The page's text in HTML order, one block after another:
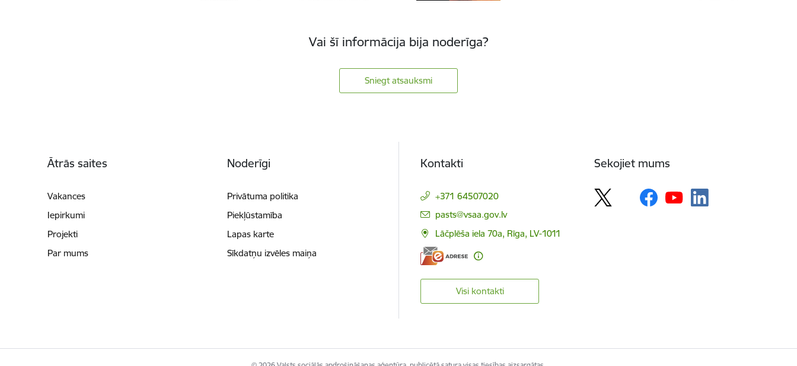
Vai šī informācija bija noderīga?
Sniegt atsauksmi
Ātrās saites
Vakances
Iepirkumi
Projekti
Par mums
Noderīgi
Privātuma politika
Piekļūstamība
Lapas karte
Sīkdatņu izvēles maiņa
Kontakti
+371 64507020
E-pasts:
pasts@vsaa.gov.lv
Lāčplēša iela 70a, Rīga, LV-1011
Visi kontakti
Sekojiet mums